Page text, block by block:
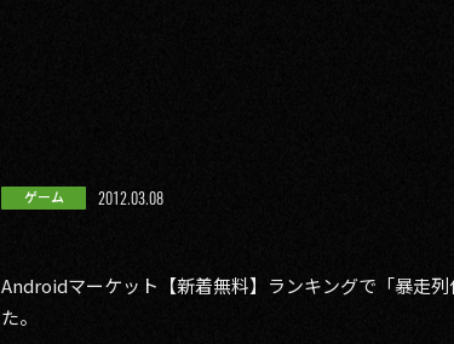
ゲーム 2012.03.08
Androidマーケット【新着無料】ランキングで「暴走
た。